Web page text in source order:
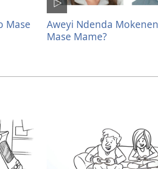
Mase
Aweyi Ndenda
Mase Mame?